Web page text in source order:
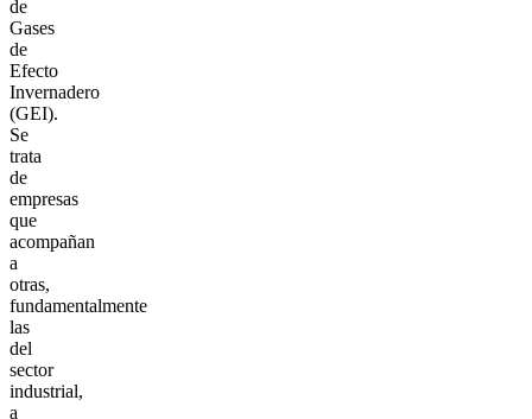
de
Gases
de
Efecto
Invernadero
(GEI).
Se
trata
de
empresas
que
acompañan
a
otras,
fundamentalmente
las
del
sector
industrial,
a